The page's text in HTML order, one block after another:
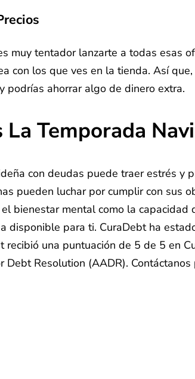
muy tentador lanzarte a todas esas
con los que ves en la tienda. Así
podrías ahorrar algo de dinero extra.
La Temporada
con deudas puede traer estrés y
pueden luchar por cumplir con sus
bienestar mental como la
disponible para ti. CuraDebt ha
recibió una puntuación de 5 de 5 en
Debt Resolution (AADR). Contáctanos